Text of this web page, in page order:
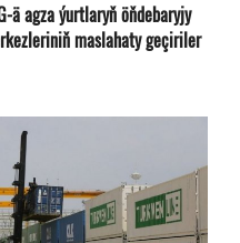
ä agza ýurtlaryň öňdebaryjy
maslahaty geçiriler